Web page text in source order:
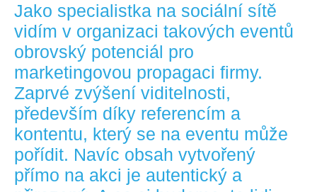
Jako specialistka na sociální sítě
vidím v organizaci takových eventů
obrovský potenciál pro
marketingovou propagaci firmy.
Zaprvé zvýšení viditelnosti,
především díky referencím a
kontentu, který se na eventu může
pořídit. Navíc obsah vytvořený
přímo na akci je autentický a